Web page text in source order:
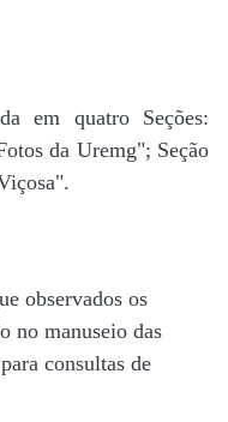
em quatro Seções:
da Uremg"; Seção
observados os
no manuseio das
consultas de